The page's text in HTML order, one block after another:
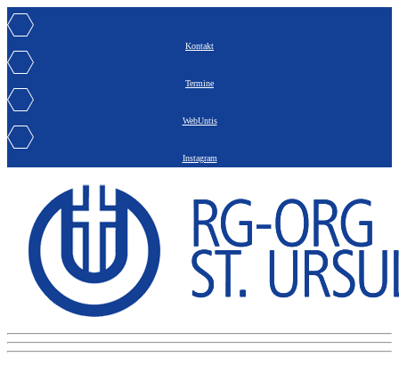
Kontakt
Termine
WebUntis
Instagram